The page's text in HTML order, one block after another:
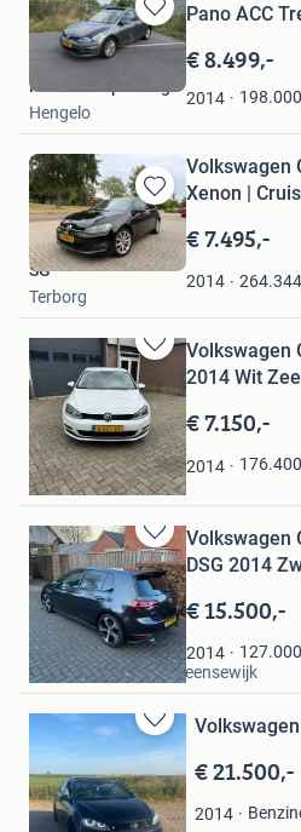
Bewaren
in
Favorieten
Pano ACC
€ 8.499,-
2014 198.000
Rocket Chiptuning
Hengelo
Bewaren
in
Mijn
Favorieten
Volkswagen
Xenon |
€ 7.495,-
2014 264.344
SG
Terborg
Bewaren
in
Mijn
Favorieten
Volkswagen
2014 Wit
€ 7.150,-
2014 176.400
s
Zutphen
Bewaren
in
Mijn
Favorieten
Volkswagen
DSG 2014
€ 15.500,-
2014 127.000
jean
Westerhaar-Vriezenveensewijk
Bewaren
in
Mijn
Favorieten
€ 21.500,-
2014